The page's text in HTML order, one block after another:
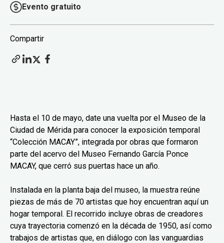
Evento gratuito
Compartir
Hasta el 10 de mayo, date una vuelta por el Museo de la
Ciudad de Mérida para conocer la exposición temporal
“Colección MACAY”, integrada por obras que formaron
parte del acervo del Museo Fernando García Ponce
MACAY, que cerró sus puertas hace un año.
Instalada en la planta baja del museo, la muestra reúne
piezas de más de 70 artistas que hoy encuentran aquí un
hogar temporal. El recorrido incluye obras de creadores
cuya trayectoria comenzó en la década de 1950, así como
trabajos de artistas que, en diálogo con las vanguardias